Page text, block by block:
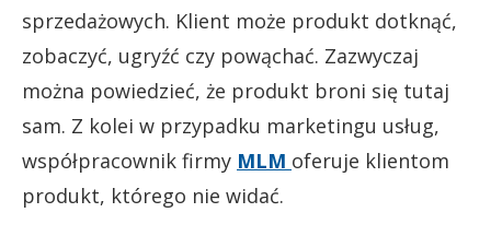
sprzedażowych. Klient może produkt dotknąć,
zobaczyć, ugryźć czy powąchać. Zazwyczaj
można powiedzieć, że produkt broni się tutaj
sam. Z kolei w przypadku marketingu usług,
współpracownik firmy MLM oferuje klientom
produkt, którego nie widać.